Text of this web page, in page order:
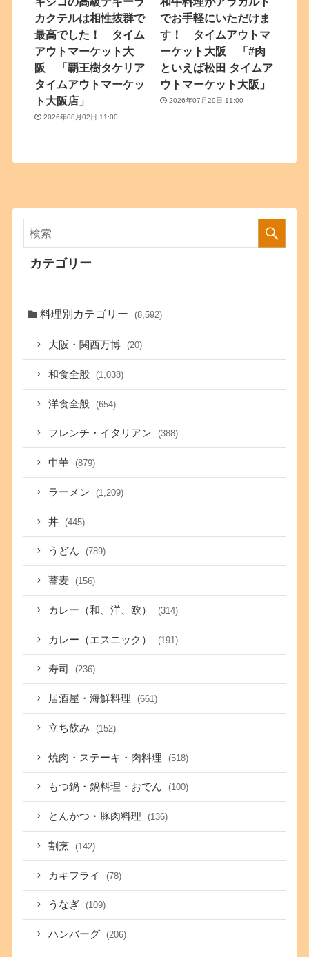
カクテルは相性抜群で
最高でした！ タイム
アウトマーケット大
阪 「覇王樹タケリア
タイムアウトマーケッ
ト大阪店」
2026年08月02日 11:00
でお手軽にいただけま
す！ タイムアウトマ
ーケット大阪 「#肉
といえば松田 タイムア
ウトマーケット大阪」
2026年07月29日 11:00
カテゴリー
料理別カテゴリー (8,592)
大阪・関西万博 (20)
和食全般 (1,038)
洋食全般 (654)
フレンチ・イタリアン (388)
中華 (879)
ラーメン (1,209)
丼 (445)
うどん (789)
蕎麦 (156)
カレー（和、洋、欧） (314)
カレー（エスニック） (191)
寿司 (236)
居酒屋・海鮮料理 (661)
立ち飲み (152)
焼肉・ステーキ・肉料理 (518)
もつ鍋・鍋料理・おでん (100)
とんかつ・豚肉料理 (136)
割烹 (142)
カキフライ (78)
うなぎ (109)
ハンバーグ (206)